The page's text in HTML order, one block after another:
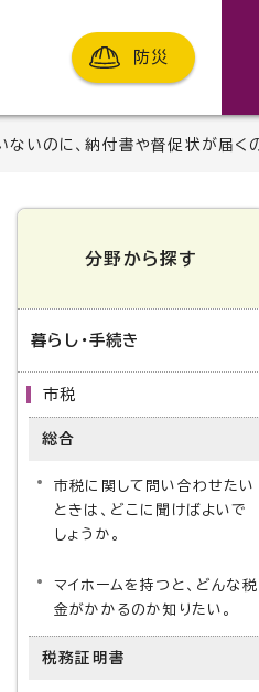
防災
いのに、納付書や督促状が届く
分野から探す
暮らし・手続き
市税
総合
市税に関して問い合わせたい
ときは、どこに聞けばよいで
しょうか。
マイホームを持つと、どんな税
金がかかるのか知りたい。
税務証明書